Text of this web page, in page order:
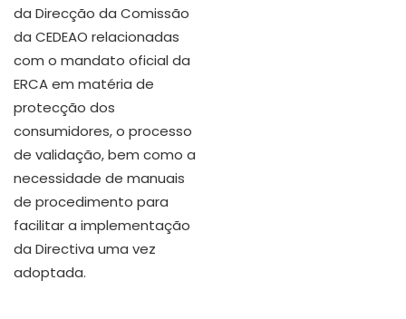
da Direcção da Comissão
da CEDEAO relacionadas
com o mandato oficial da
ERCA em matéria de
protecção dos
consumidores, o processo
de validação, bem como a
necessidade de manuais
de procedimento para
facilitar a implementação
da Directiva uma vez
adoptada.